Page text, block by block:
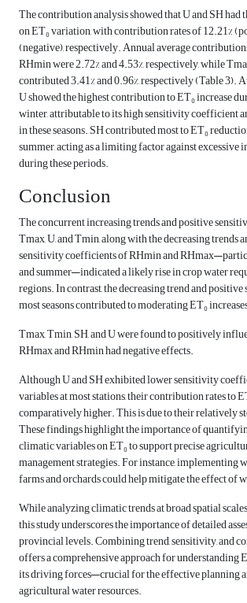
The contribution analysis showed that U and SH had
on ET₀ variation, with contribution rates of 12.21%
(negative), respectively. Annual average
RHmin were 2.72% and 4.53%, respectively, while
contributed 3.41% and 0.96%, respectively (Table 3).
U showed the highest contribution to ET₀ increase
winter, attributable to its high sensitivity coefficient
in these seasons. SH contributed most to ET₀
summer, acting as a limiting factor against excessive
during these periods.
Conclusion
The concurrent increasing trends and positive
Tmax, U, and Tmin, along with the decreasing trends
sensitivity coefficients of RHmin and
and summer—indicated a likely rise in crop water
regions. In contrast, the decreasing trend and
most seasons contributed to moderating ET₀
Tmax, Tmin, SH, and U were found to positively
RHmax and RHmin had negative effects.
Although U and SH exhibited lower sensitivity
variables at most stations, their contribution rates to
comparatively higher. This is due to their relatively
These findings highlight the importance of
climatic variables on ET₀ to support precise
management strategies. For instance, implementing
farms and orchards could help mitigate the effect of
While analyzing climatic trends at broad spatial
this study underscores the importance of detailed
provincial levels. Combining trend, sensitivity, and
offers a comprehensive approach for understanding
its driving forces—crucial for the effective planning
agricultural water resources.